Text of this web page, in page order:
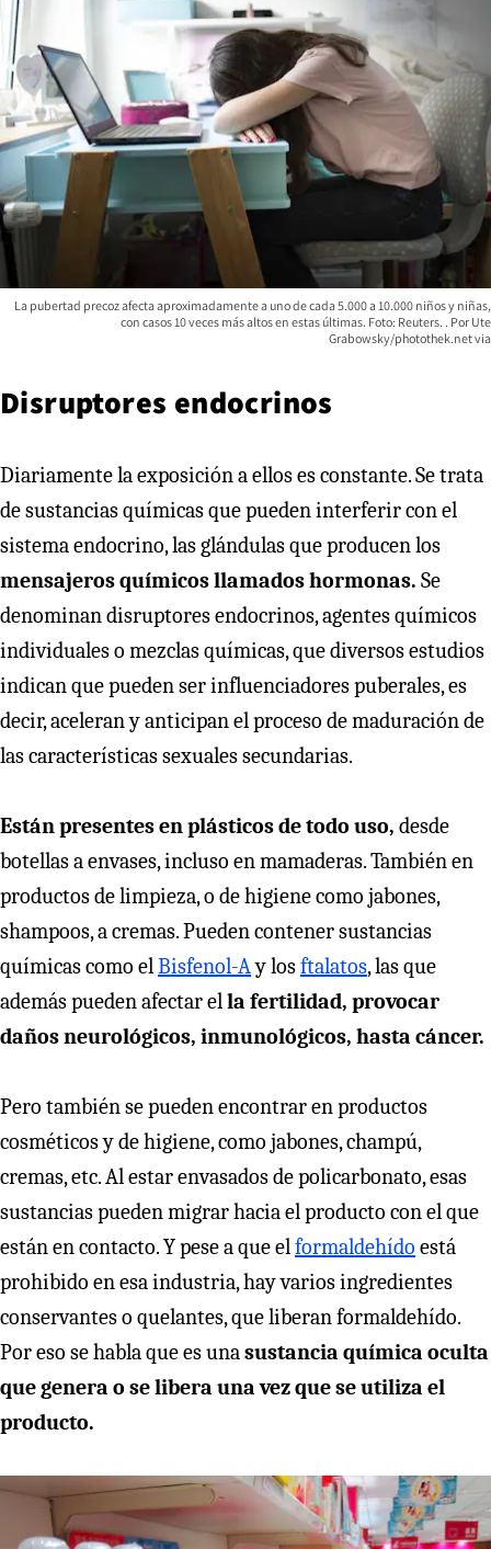
La pubertad precoz afecta aproximadamente a uno de cada 5.000 a 10.000 niños y niñas,
con casos 10 veces más altos en estas últimas. Foto: Reuters.
Ute
Grabowsky/photothek.net via
Disruptores endocrinos
Diariamente la exposición a ellos es constante. Se trata
de sustancias químicas que pueden interferir con el
sistema endocrino, las glándulas que producen los
mensajeros químicos llamados hormonas. Se
denominan disruptores endocrinos, agentes químicos
individuales o mezclas químicas, que diversos estudios
indican que pueden ser influenciadores puberales, es
decir, aceleran y anticipan el proceso de maduración de
las características sexuales secundarias.
Están presentes en plásticos de todo uso, desde
botellas a envases, incluso en mamaderas. También en
productos de limpieza, o de higiene como jabones,
shampoos, a cremas. Pueden contener sustancias
químicas como el Bisfenol-Ay losftalatos, las que
además pueden afectar el la fertilidad, provocar
daños neurológicos, inmunológicos, hasta cáncer.
Pero también se pueden encontrar en productos
cosméticos y de higiene, como jabones, champú,
cremas, etc. Al estar envasados de policarbonato, esas
sustancias pueden migrar hacia el producto con el que
están en contacto. Y pese a que el formaldehído está
prohibido en esa industria, hay varios ingredientes
conservantes o quelantes, que liberan formaldehído.
Por eso se habla que es una sustancia química oculta
que genera o se libera una vez que se utiliza el
producto.